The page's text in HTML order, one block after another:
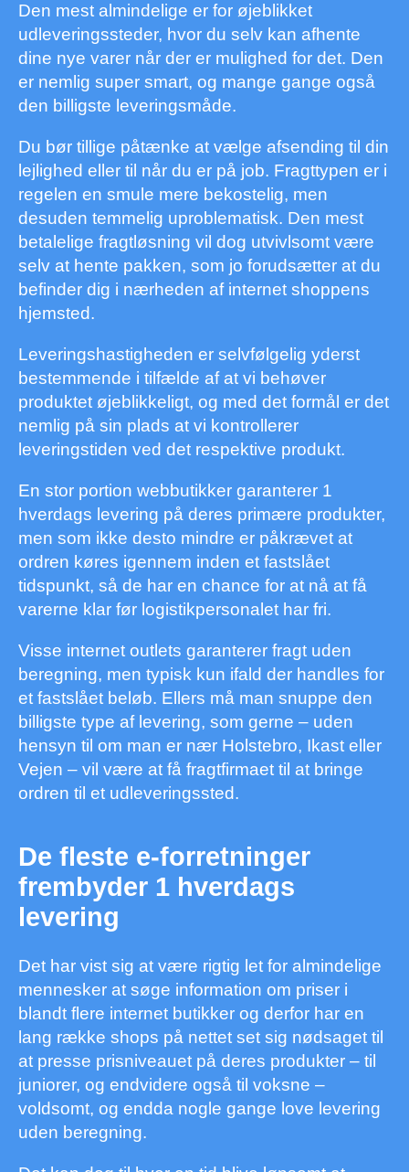
Den mest almindelige er for øjeblikket
udleveringssteder, hvor du selv kan afhente
dine nye varer når der er mulighed for det. Den
er nemlig super smart, og mange gange også
den billigste leveringsmåde.
Du bør tillige påtænke at vælge afsending til din
lejlighed eller til når du er på job. Fragttypen er i
regelen en smule mere bekostelig, men
desuden temmelig uproblematisk. Den mest
betalelige fragtløsning vil dog utvivlsomt være
selv at hente pakken, som jo forudsætter at du
befinder dig i nærheden af internet shoppens
hjemsted.
Leveringshastigheden er selvfølgelig yderst
bestemmende i tilfælde af at vi behøver
produktet øjeblikkeligt, og med det formål er det
nemlig på sin plads at vi kontrollerer
leveringstiden ved det respektive produkt.
En stor portion webbutikker garanterer 1
hverdags levering på deres primære produkter,
men som ikke desto mindre er påkrævet at
ordren køres igennem inden et fastslået
tidspunkt, så de har en chance for at nå at få
varerne klar før logistikpersonalet har fri.
Visse internet outlets garanterer fragt uden
beregning, men typisk kun ifald der handles for
et fastslået beløb. Ellers må man snuppe den
billigste type af levering, som gerne – uden
hensyn til om man er nær Holstebro, Ikast eller
Vejen – vil være at få fragtfirmaet til at bringe
ordren til et udleveringssted.
De fleste e-forretninger
frembyder 1 hverdags
levering
Det har vist sig at være rigtig let for almindelige
mennesker at søge information om priser i
blandt flere internet butikker og derfor har en
lang række shops på nettet set sig nødsaget til
at presse prisniveauet på deres produkter – til
juniorer, og endvidere også til voksne –
voldsomt, og endda nogle gange love levering
uden beregning.